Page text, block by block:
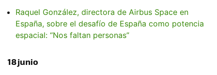
Raquel González, directora de Airbus Space en
España, sobre el desafío de España como potencia
espacial: “Nos faltan personas”
18 junio